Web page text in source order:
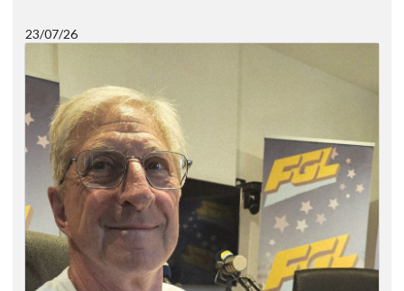
23/07/26